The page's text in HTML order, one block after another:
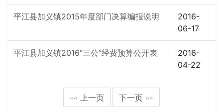
平江县加义镇2015年度部门决算编报说明
2016-
06-17
平江县加义镇2016“三公”经费预算公开表
2016-
04-22
<< 上一页 下一页 >>